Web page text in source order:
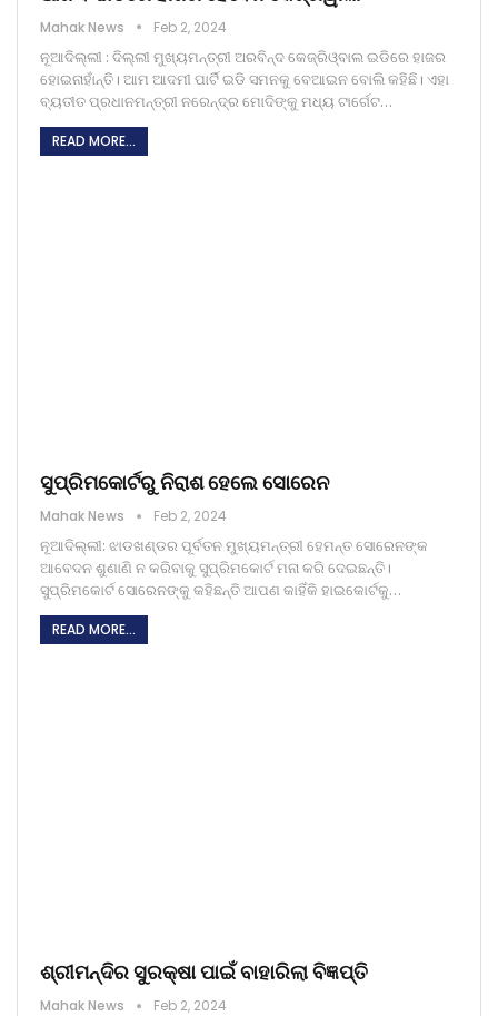
Mahak News Feb 2, 2024
ନୂଆଦିଲ୍ଲୀ : ଦିଲ୍ଲୀ ମୁଖ୍ୟମନ୍ତ୍ରୀ ଅରବିନ୍ଦ କେଜ୍‌ରିଓ୍ବାଲ ଇଡିରେ ହାଜର
ହୋଇନାହାଁନ୍ତି। ଆମ ଆଦମୀ ପାର୍ଟି ଇଡି ସମନକୁ ବେଆଇନ ବୋଲି କହିଛି। ଏହା
ବ୍ୟତୀତ ପ୍ରଧାନମନ୍ତ୍ରୀ ନରେନ୍ଦ୍ର ମୋଦିଙ୍କୁ ମଧ୍ୟ ଟାର୍ଗେଟ…
READ MORE...
ସୁପ୍ରିମକୋର୍ଟରୁ ନିରାଶ ହେଲେ ସୋରେନ
Mahak News Feb 2, 2024
ନୂଆଦିଲ୍ଲୀ: ଝାଡଖଣ୍ଡର ପୂର୍ବତନ ମୁଖ୍ୟମନ୍ତ୍ରୀ ହେମନ୍ତ ସୋରେନଙ୍କ
ଆବେଦନ ଶୁଣାଣି ନ କରିବାକୁ ସୁପ୍ରିମକୋର୍ଟ ମନା କରି ଦେଇଛନ୍ତି।
ସୁପ୍ରିମକୋର୍ଟ ସୋରେନଙ୍କୁ କହିଛନ୍ତି ଆପଣ କାହିଁକି ହାଇକୋର୍ଟକୁ…
READ MORE...
ଶ୍ରୀମନ୍ଦିର ସୁରକ୍ଷା ପାଇଁ ବାହାରିଲା ବିଜ୍ଞପ୍ତି
Mahak News Feb 2, 2024